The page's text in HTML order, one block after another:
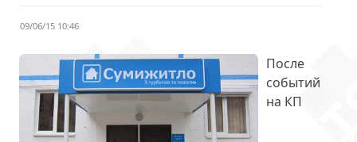
09/06/15 10:46
После
событий
на КП